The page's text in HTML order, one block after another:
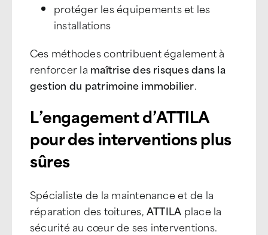
protéger les équipements et les
installations
Ces méthodes contribuent également à
renforcer la maîtrise des risques dans la
gestion du patrimoine immobilier.
L’engagement d’ATTILA
pour des interventions plus
sûres
Spécialiste de la maintenance et de la
réparation des toitures,ATTILA place la
sécurité au cœur de ses interventions.